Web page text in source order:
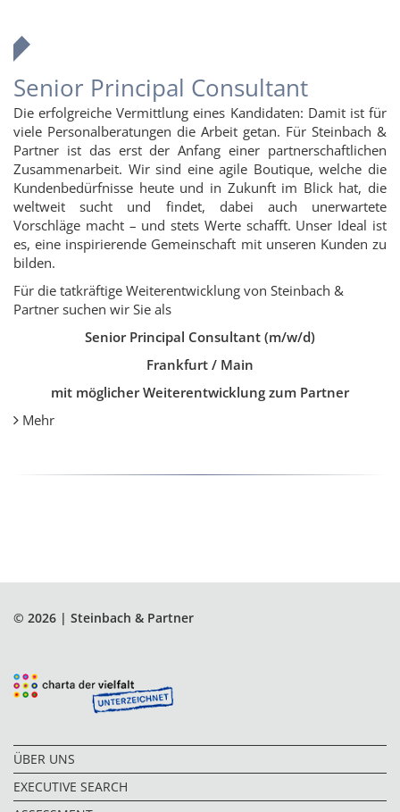
Senior Principal Consultant
Die erfolgreiche Vermittlung eines Kandidaten: Damit ist für
viele Personalberatungen die Arbeit getan. Für Steinbach &
Partner ist das erst der Anfang einer partnerschaftlichen
Zusammenarbeit. Wir sind eine agile Boutique, welche die
Kundenbedürfnisse heute und in Zukunft im Blick hat, die
weltweit sucht und findet, dabei auch unerwartete
Vorschläge macht – und stets Werte schafft. Unser Ideal ist
es, eine inspirierende Gemeinschaft mit unseren Kunden zu
bilden.
Für die tatkräftige Weiterentwicklung von Steinbach &
Partner suchen wir Sie als
Senior Principal Consultant (m/w/d)
Frankfurt / Main
mit möglicher Weiterentwicklung zum Partner
Mehr
© 2026 | Steinbach & Partner
ÜBER UNS
EXECUTIVE SEARCH